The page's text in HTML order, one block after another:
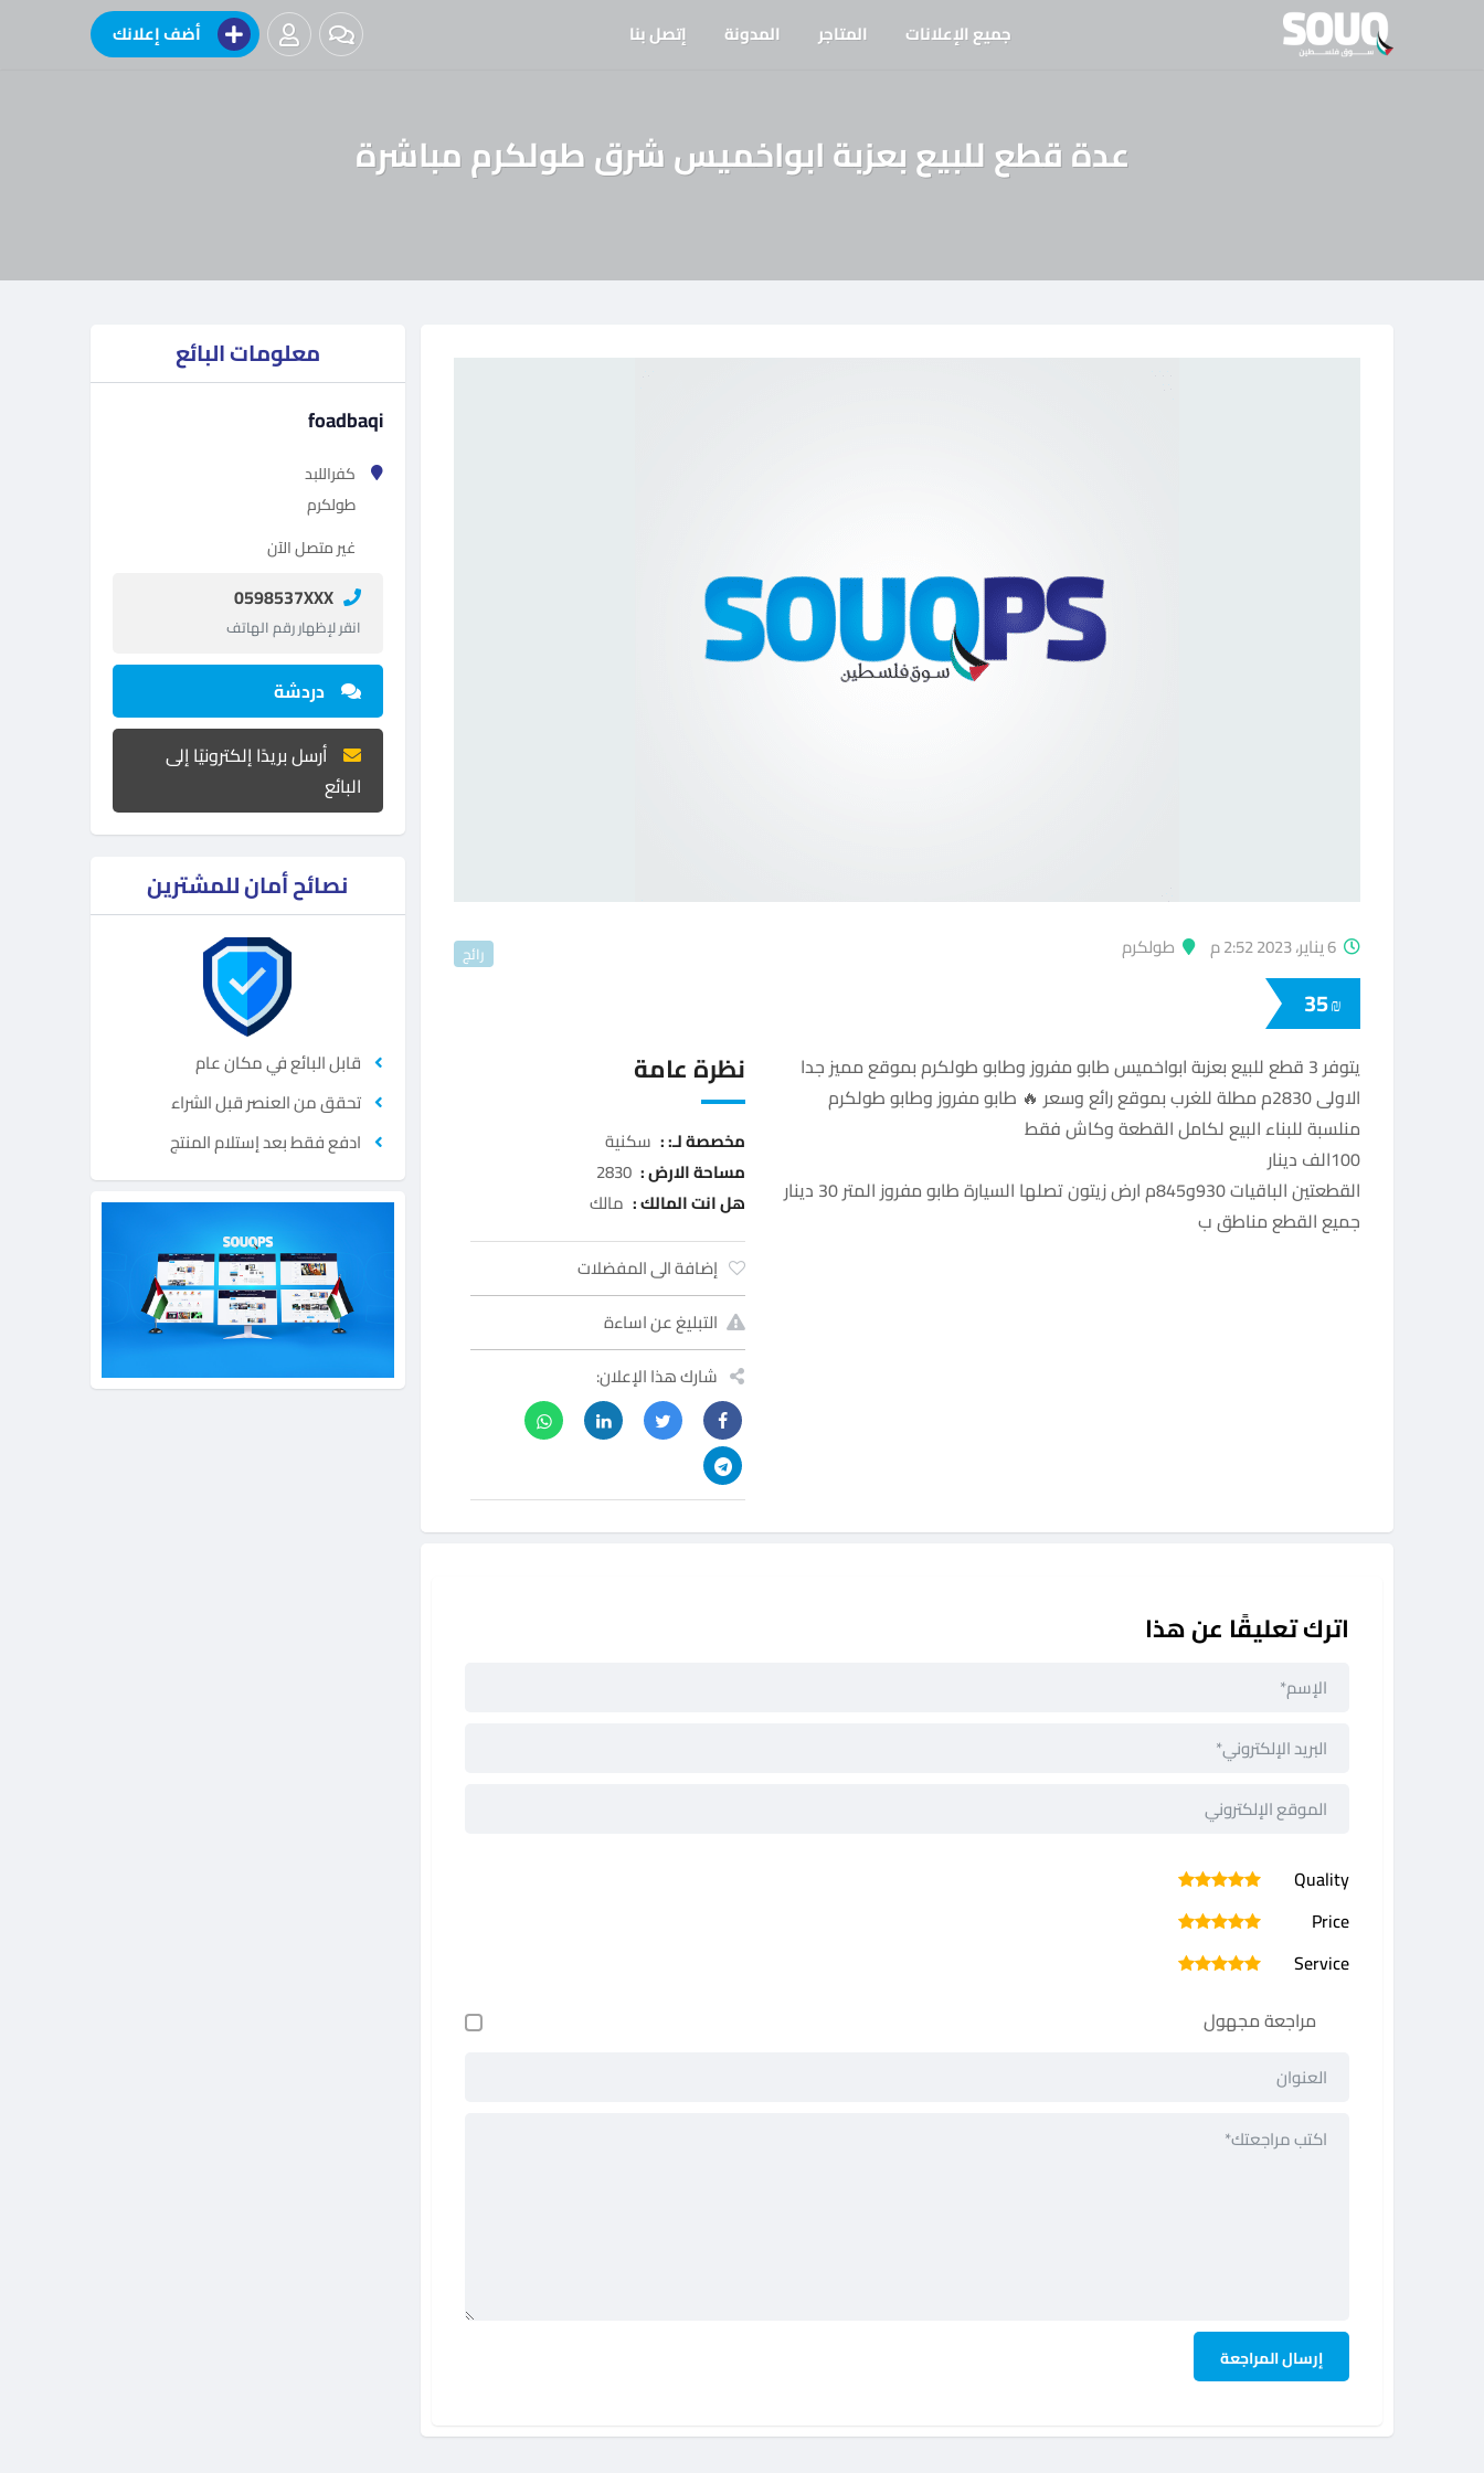
جميع الإعلانات المتاجر المدونة إتصل بنا أضف إعلانك
عدة قطع للبيع بعزبة ابواخميس شرق طولكرم مباشرة
6 يناير، 2023 2:52 م طولكرم رائج
35₪
يتوفر 3 قطع للبيع بعزبة ابواخميس طابو مفروز وطابو طولكرم بموقع مميز جدا
الاولى 2830م مطلة للغرب بموقع رائع وسعر 🔥 طابو مفروز وطابو طولكرم
منلسبة للبناء البيع لكامل القطعة وكاش فقط
100الف دينار
القطعتين الباقيات 930و845م ارض زيتون تصلها السيارة طابو مفروز المتر 30 دينار
جميع القطع مناطق ب
نظرة عامة
مخصصة لـ: : سكنية
مساحة الارض : 2830
هل انت المالك : مالك
إضافة الى المفضلات
التبليغ عن اساءة
شارك هذا الإعلان:
اترك تعليقًا عن هذا
Quality
5
4
3
2
Price
5
4
3
2
Service
5
4
3
2
مراجعة مجهول
معلومات البائع
foadbaqi
كفراللبد
طولكرم
غير متصل الآن
0598537XXX
انقر لإظهار رقم الهاتف
دردشة
أرسل بريدًا إلكترونيًا إلى
البائع
نصائح أمان للمشترين
قابل البائع في مكان عام
تحقق من العنصر قبل الشراء
ادفع فقط بعد إستلام المنتج